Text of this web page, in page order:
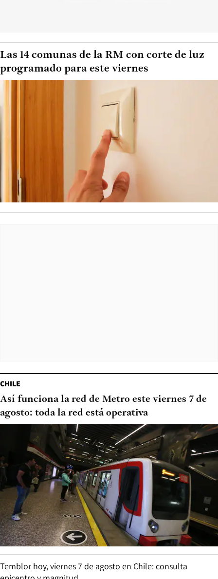
Las 14 comunas de la RM con corte de luz
programado para este viernes
CHILE
Así funciona la red de Metro este viernes 7 de
agosto: toda la red está operativa
Temblor hoy, viernes 7 de agosto en Chile: consulta